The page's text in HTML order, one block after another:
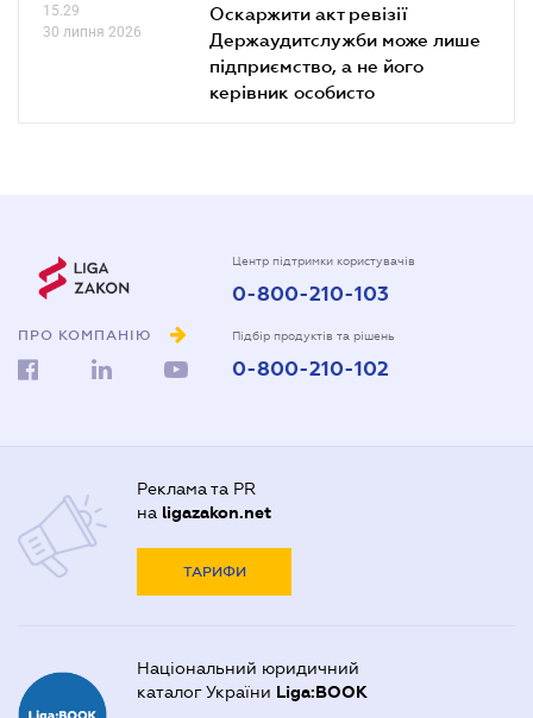
15.29
30 липня 2026
Оскаржити акт ревізії
Держаудитслужби може лише
підприємство, а не його
керівник особисто
ПРО КОМПАНІЮ
Центр підтримки користувачів
0-800-210-103
Підбір продуктів та рішень
0-800-210-102
Реклама та PR
на ligazakon.net
ТАРИФИ
Національний юридичний
каталог України Liga:BOOK